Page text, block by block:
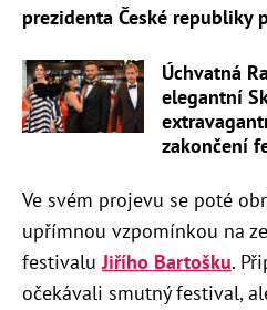
prezidenta České republiky
Úchvatná
elegantní
zakončení
Ve svém projevu se poté
upřímnou vzpomínkou na
festivaluJiřího Bartošku.
očekávali smutný festival,